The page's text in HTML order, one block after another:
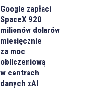
Google zapłaci
SpaceX 920
milionów dolarów
miesięcznie
za moc
obliczeniową
w centrach
danych xAI